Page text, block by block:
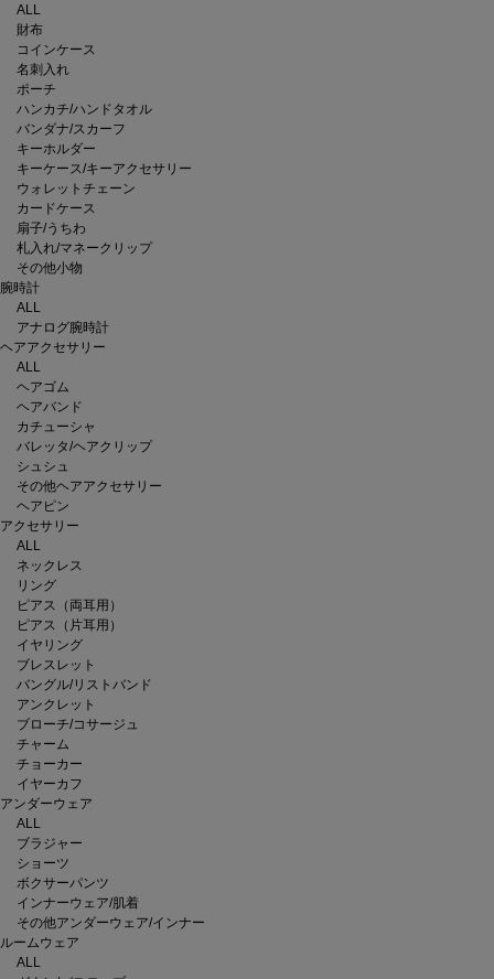
ALL
財布
コインケース
名刺入れ
ポーチ
ハンカチ/ハンドタオル
バンダナ/スカーフ
キーホルダー
キーケース/キーアクセサリー
ウォレットチェーン
カードケース
扇子/うちわ
札入れ/マネークリップ
その他小物
腕時計
ALL
アナログ腕時計
ヘアアクセサリー
ALL
ヘアゴム
ヘアバンド
カチューシャ
バレッタ/ヘアクリップ
シュシュ
その他ヘアアクセサリー
ヘアピン
アクセサリー
ALL
ネックレス
リング
ピアス（両耳用）
ピアス（片耳用）
イヤリング
ブレスレット
バングル/リストバンド
アンクレット
ブローチ/コサージュ
チャーム
チョーカー
イヤーカフ
アンダーウェア
ALL
ブラジャー
ショーツ
ボクサーパンツ
インナーウェア/肌着
その他アンダーウェア/インナー
ルームウェア
ALL